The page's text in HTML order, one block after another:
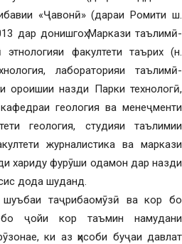
«Ҷавонӣ» (дараи Ромити ш.
дар донишгоҳ Маркази таълимӣ-
факултети таърих (н.
лабораторияи таълимӣ-
ороишии назди Парки технологӣ,
геология ва менеҷменти
геология, студияи таълимии
журналистика ва маркази
хариду фурӯши одамон дар назди
дода шуданд.
таҷрибаомӯзӣ ва кор бо
бо ҷойи кор таъмин намудани
ки аз ҳисоби буҷаи давлат